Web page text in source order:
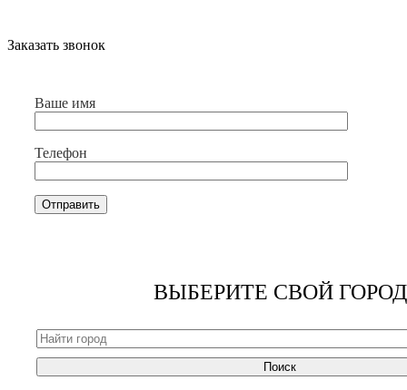
Заказать звонок
Ваше имя
Телефон
ВЫБЕРИТЕ СВОЙ ГОРОД
Поиск